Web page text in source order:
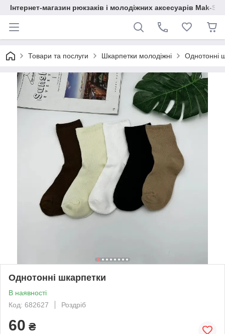
Інтернет-магазин рюкзаків і молодіжних аксесуарів Mak-
Товари та послуги Шкарпетки молодіжні Однотонні
Однотонні шкарпетки
В наявності
Код: 682627
Роздріб
60 ₴